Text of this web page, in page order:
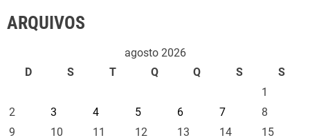
ARQUIVOS
agosto 2026
D
S T Q Q S
S
1
2
3 4 5 6 7
8
9
10 11 12 13 14
15